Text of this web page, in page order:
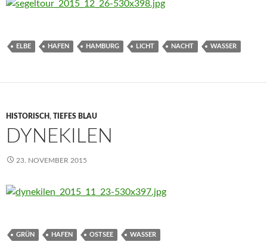
ELBE HAFEN HAMBURG LICHT NACHT WASSER
HISTORISCH, TIEFES BLAU
DYNEKILEN
23. NOVEMBER 2015
GRÜN HAFEN OSTSEE WASSER